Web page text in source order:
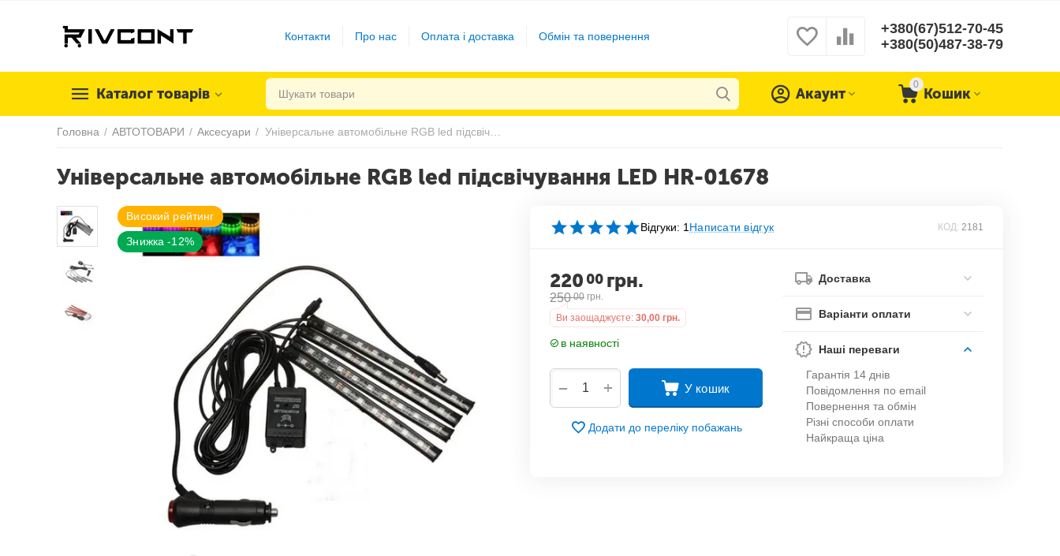
Контакти Про нас Оплата і доставка Обмін та повернення
+380(67)512-70-45
+380(50)487-38-79
Каталог товарів
0
Кошик
Акаунт
Головна / АВТОТОВАРИ / Аксесуари /
Універсальне автомобільне RGB led підсвічування LED HR-01678
Високий рейтинг
Знижка -12%
Відгуки: 1 Написати відгук КОД: 2181
220 00 грн.
250 00 грн.
Ви заощаджуєте: 30,00 грн.
в наявності
+
− У кошик
Додати до переліку побажань
Доставка
Варіанти оплати
Наші переваги
Гарантія 14 днів
Повідомлення по email
Повернення та обмін
Різні способи оплати
Найкраща ціна